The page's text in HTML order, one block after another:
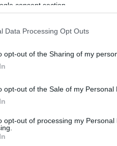
consent section.
Data Processing Opt Outs
opt-out of the Sharing of my
opt-out of the Sale of my Personal
opt-out of processing my Personal
που θεωρούνται
επιθέσεων, είναι:
ιδιοκτησία ή
με τις ΗΠΑ ή
ιδιοκτησίας.